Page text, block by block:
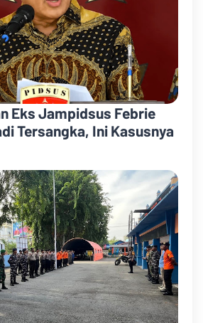
Eks Jampidsus Febrie
Tersangka, Ini Kasusnya